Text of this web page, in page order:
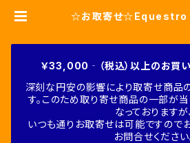
☆お取寄せ☆Equestro
￥33,000‐（税込）以上のお買い
深刻な円安の影響により取寄せ商品
す。このため取り寄せ商品の一部が当
なっておりますが、
いつも通りお取寄せは可能ですので
お問合せください